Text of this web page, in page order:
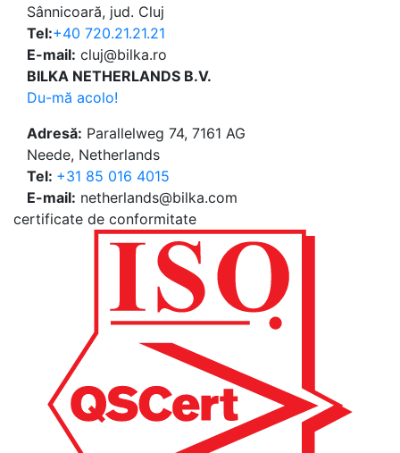
Sânnicoară, jud. Cluj
Tel:+40 720.21.21.21
E-mail: cluj@bilka.ro
BILKA NETHERLANDS B.V.
Du-mă acolo!
Adresă: Parallelweg 74, 7161 AG
Neede, Netherlands
Tel: +31 85 016 4015
E-mail: netherlands@bilka.com
certificate de conformitate